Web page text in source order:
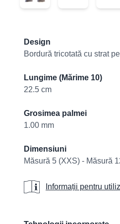
Product
Design
Bordură tricotată cu strat
Lungime (Mărime 10)
22.5 cm
Grosimea palmei
1.00 mm
Dimensiuni
Măsură 5 (XXS) - Măsură
Informații pentru
Informații pentru